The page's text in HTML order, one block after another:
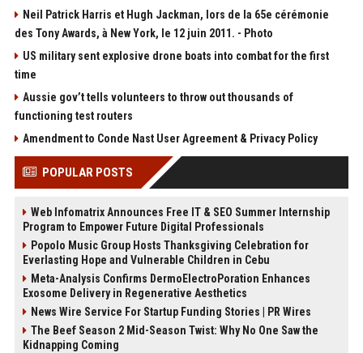
Neil Patrick Harris et Hugh Jackman, lors de la 65e cérémonie
des Tony Awards, à New York, le 12 juin 2011. - Photo
US military sent explosive drone boats into combat for the first
time
Aussie gov’t tells volunteers to throw out thousands of
functioning test routers
Amendment to Conde Nast User Agreement & Privacy Policy
POPULAR POSTS
Web Infomatrix Announces Free IT & SEO Summer Internship
Program to Empower Future Digital Professionals
Popolo Music Group Hosts Thanksgiving Celebration for
Everlasting Hope and Vulnerable Children in Cebu
Meta-Analysis Confirms DermoElectroPoration Enhances
Exosome Delivery in Regenerative Aesthetics
News Wire Service For Startup Funding Stories | PR Wires
The Beef Season 2 Mid-Season Twist: Why No One Saw the
Kidnapping Coming